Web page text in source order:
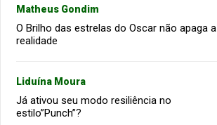
Matheus Gondim
O Brilho das estrelas do Oscar não apaga a
realidade
Liduína Moura
Já ativou seu modo resiliência no
estilo”Punch”?